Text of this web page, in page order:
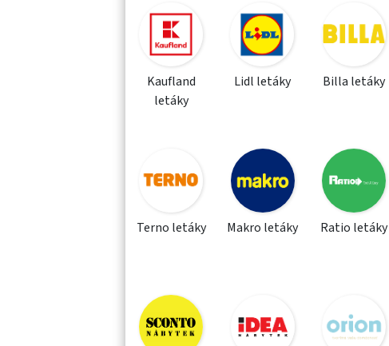
Kaufland
letáky
Lidl letáky Billa letáky
Terno letáky Makro letáky Ratio letáky